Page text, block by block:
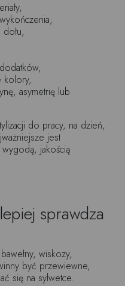
kolory,
asymetrię lub
do pracy, na dzień,
jest
jakością
sprawdza
wiskozy,
być przewiewne,
się na sylwetce.